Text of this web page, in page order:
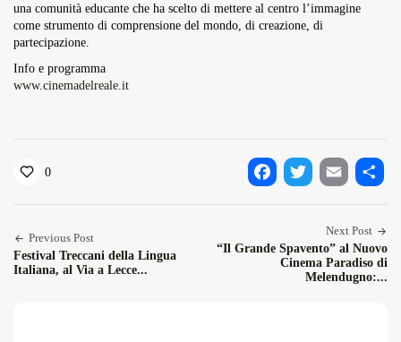
una comunità educante che ha scelto di mettere al centro l’immagine
come strumento di comprensione del mondo, di creazione, di
partecipazione.
Info e programma
www.cinemadelreale.it
0
Previous Post
Festival Treccani della Lingua
Italiana, al Via a Lecce...
Next Post
“Il Grande Spavento” al Nuovo
Cinema Paradiso di
Melendugno:...